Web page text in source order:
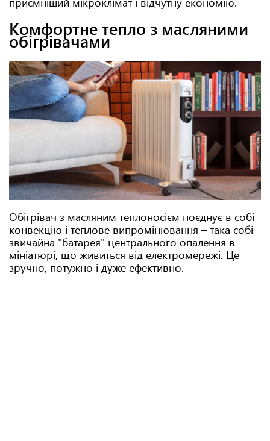
Комфортне тепло з масляними
обігрівачами
Обігрівач з масляним теплоносієм поєднує в собі
конвекцію і теплове випромінювання – така собі
звичайна "батарея" центрального опалення в
мініатюрі, що живиться від електромережі. Це
зручно, потужно і дуже ефективно.